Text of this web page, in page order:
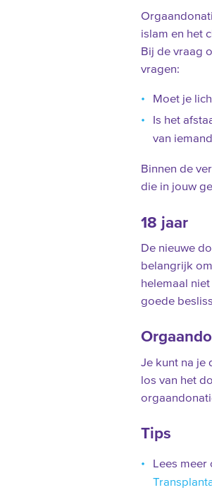
islam en het
Bij de vraag
vragen:
Moet je
Is het
van
Binnen de
die in jouw
18 jaar
De nieuwe
belangrijk
helemaal
goede
Je kunt na je
los van het
Tips
Lees